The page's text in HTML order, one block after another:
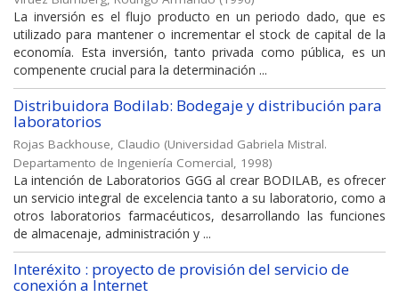
La inversión es el flujo producto en un periodo dado, que es
utilizado para mantener o incrementar el stock de capital de la
economía. Esta inversión, tanto privada como pública, es un
compenente crucial para la determinación ...
Distribuidora Bodilab: Bodegaje y distribución para
laboratorios
Rojas Backhouse, Claudio (Universidad Gabriela Mistral.
Departamento de Ingeniería Comercial, 1998)
La intención de Laboratorios GGG al crear BODILAB, es ofrecer
un servicio integral de excelencia tanto a su laboratorio, como a
otros laboratorios farmacéuticos, desarrollando las funciones
de almacenaje, administración y ...
Interéxito : proyecto de provisión del servicio de
conexión a Internet